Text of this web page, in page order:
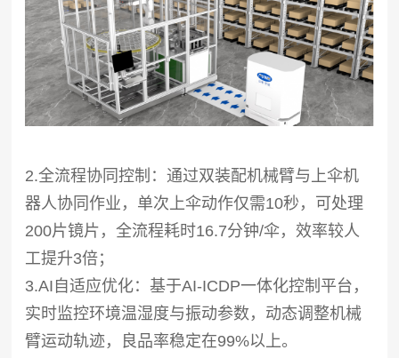
2.全流程协同控制：通过双装配机械臂与上伞机
器人协同作业，单次上伞动作仅需10秒，可处理
200片镜片，全流程耗时16.7分钟/伞，效率较人
工提升3倍；
3.AI自适应优化：基于AI-ICDP一体化控制平台，
实时监控环境温湿度与振动参数，动态调整机械
臂运动轨迹，良品率稳定在99%以上。